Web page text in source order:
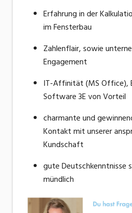
Erfahrung in der
im Fensterbau
Zahlenflair, sowie
Engagement
IT-Affinität (MS Office),
Software 3E von Vorteil
charmante und
Kontakt mit unserer
Kundschaft
gute Deutschkenntnisse
mündlich